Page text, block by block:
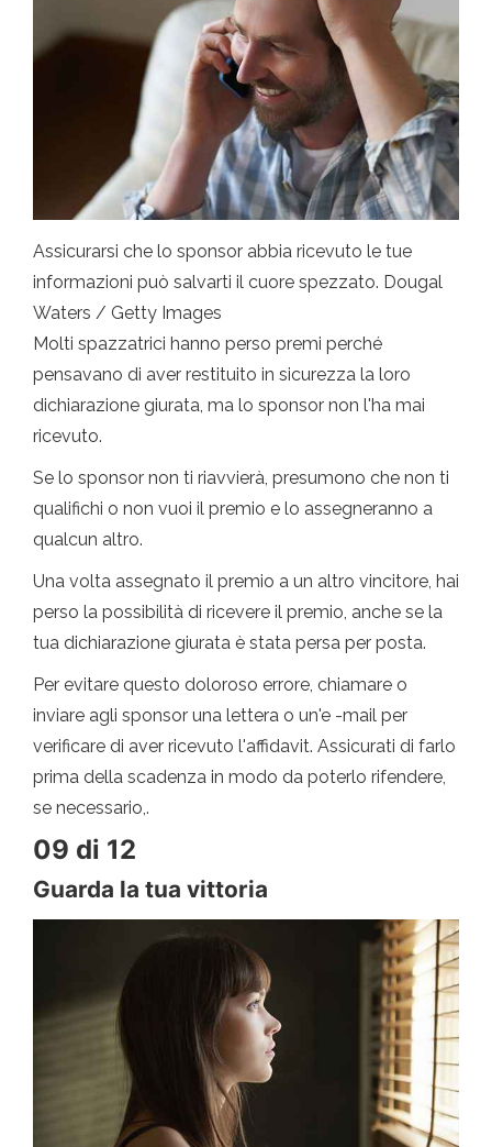
Assicurarsi che lo sponsor abbia ricevuto le tue
informazioni può salvarti il ​​cuore spezzato. Dougal
Waters / Getty Images
Molti spazzatrici hanno perso premi perché
pensavano di aver restituito in sicurezza la loro
dichiarazione giurata, ma lo sponsor non l'ha mai
ricevuto.
Se lo sponsor non ti riavvierà, presumono che non ti
qualifichi o non vuoi il premio e lo assegneranno a
qualcun altro.
Una volta assegnato il premio a un altro vincitore, hai
perso la possibilità di ricevere il premio, anche se la
tua dichiarazione giurata è stata persa per posta.
Per evitare questo doloroso errore, chiamare o
inviare agli sponsor una lettera o un'e -mail per
verificare di aver ricevuto l'affidavit. Assicurati di farlo
prima della scadenza in modo da poterlo rifendere,
se necessario,.
09 di 12
Guarda la tua vittoria